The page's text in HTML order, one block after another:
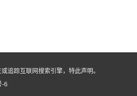
追踪互联网搜索引擎，特此声明。
-6